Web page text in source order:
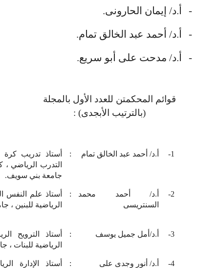
-
أ.د/ إيمان الحارونى.
-
أ.د/ أحمد عبد الخالق تمام.
-
أ.د/ مدحت على أبو سريع.
قوائم المحكمتن للعدد الأول بالمجلة
(بالترتيب الأبجدى) :
1- أ.د/ أحمد عبد الخالق تمام :
أستاذ تدريب
التدرب الرياضي ،
جامعة بني سويف.
2-
أ.د/ أحمد محمد
السنتريسى
:
أستاذ علم النفس
الرياضية للبنين ،
3- أ.د/أمل جميل يوسف :
أستاذ الترويح
الرياضية للبنات ،
4- أ.د/ أنور وجدى على :
أستاذ الإدارة